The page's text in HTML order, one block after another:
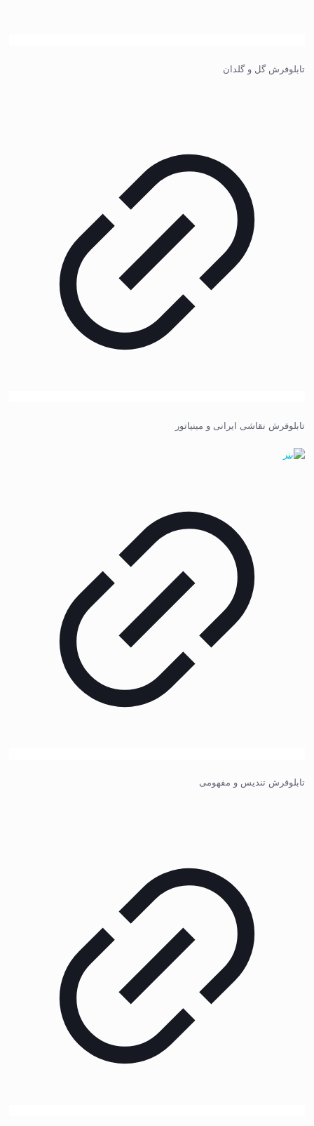
تابلوفرش گل و گلدان
تابلوفرش نقاشی ایرانی و مینیاتور
تابلوفرش تندیس و مفهومی